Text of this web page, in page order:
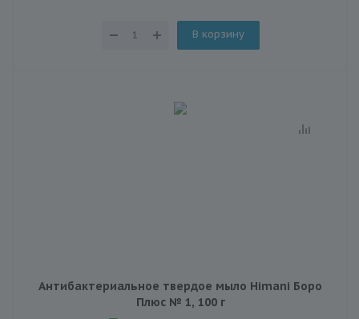
В корзину
Антибактериальное твердое мыло Himani Боро
Плюс № 1, 100 г